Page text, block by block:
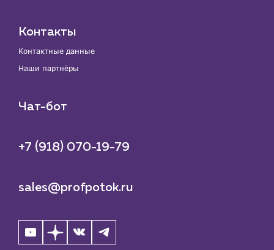
Контакты
Контактные данные
Наши партнёры
Чат-бот
+7 (918) 070-19-79
sales@profpotok.ru